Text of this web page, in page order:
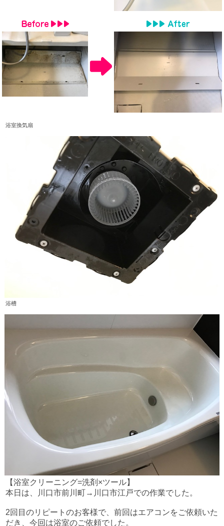
浴室換気扇
浴槽
【浴室クリーニング=洗剤 ×ツール】
本日は、川口市前川町→ 川口市江戸での作業でした。
2回目のリピートのお客様で、前回はエアコンをご依頼いた
だき、今回は浴室のご依頼でした。